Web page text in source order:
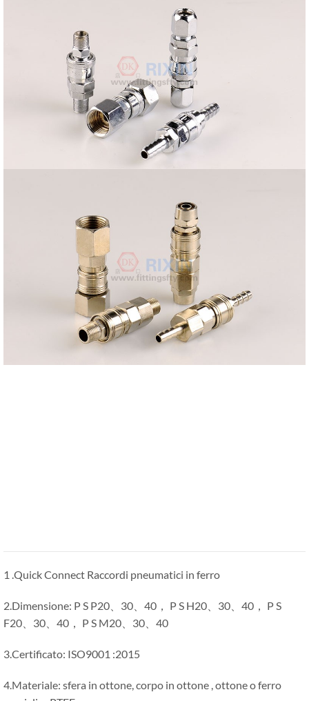
1 .Quick Connect Raccordi pneumatici in ferro
2.Dimensione: P S P20、30、40， P S H20、30、40， P S
F20、30、40， P S M20、30、40
3.Certificato: ISO9001 :2015
4.Materiale: sfera in ottone, corpo in ottone , ottone o ferro